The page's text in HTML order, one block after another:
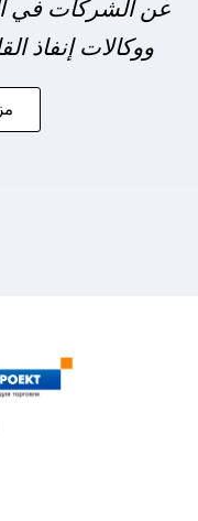
عن الشركات في
ووكالات إنفاذ